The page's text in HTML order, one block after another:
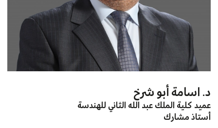
د. اسامة أبو شرخ
عميد كلية الملك عبد الله الثاني للهندسة
أستاذ مشارك